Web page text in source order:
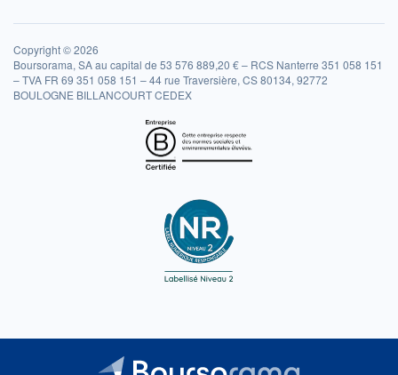
Copyright © 2026
Boursorama, SA au capital de 53 576 889,20 € – RCS Nanterre 351 058 151
– TVA FR 69 351 058 151 – 44 rue Traversière, CS 80134, 92772
BOULOGNE BILLANCOURT CEDEX